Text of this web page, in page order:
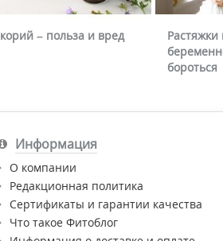
– польза и вред
Растяжки
бороться
Информация
О компании
Редакционная политика
Сертификаты и гарантии качества
Что такое Фитоблог